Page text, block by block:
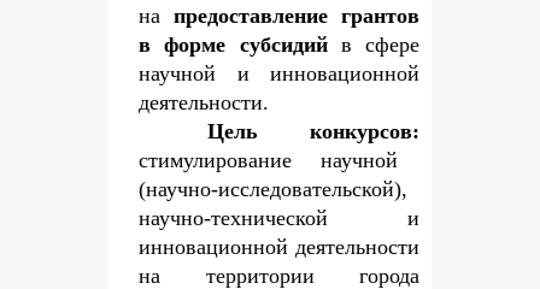
на предоставление грантов
в форме субсидийв сфере
научной и инновационной
деятельности.
Цель конкурсов:
стимулирование научной
(научно-исследовательской),
научно-технической и
инновационной деятельности
на территории города